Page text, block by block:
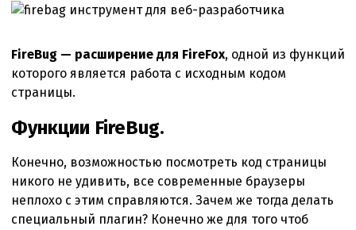
FireBug
возможность
правка
FireBug — расширение для FireFox, одной из функций
которого является работа с исходным кодом
страницы.
Функции FireBug.
Конечно, возможностью посмотреть код страницы
никого не удивить, все современные браузеры
неплохо с этим справляются. Зачем же тогда делать
специальный плагин? Конечно же для того чтоб